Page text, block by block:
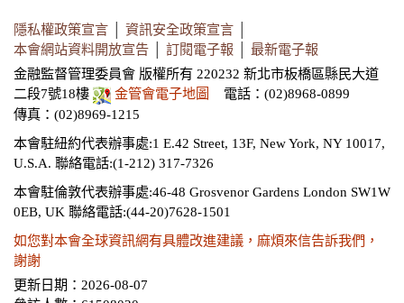
隱私權政策宣言 資訊安全政策宣言
本會網站資料開放宣告
訂閱電子報
最新電子報
金融監督管理委員會 版權所有 220232 新北市板橋區縣民大道
二段7號18樓
金管會電子地圖
電話：(02)8968-0899
傳真：(02)8969-1215
本會駐紐約代表辦事處:1 E.42 Street, 13F, New York, NY 10017,
U.S.A. 聯絡電話:(1-212) 317-7326
本會駐倫敦代表辦事處:46-48 Grosvenor Gardens London SW1W
0EB, UK 聯絡電話:(44-20)7628-1501
如您對本會全球資訊網有具體改進建議，麻煩來信告訴我們，
謝謝
更新日期：2026-08-07